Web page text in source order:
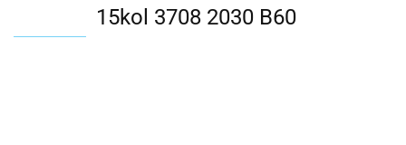
15kol 3708 2030 B60